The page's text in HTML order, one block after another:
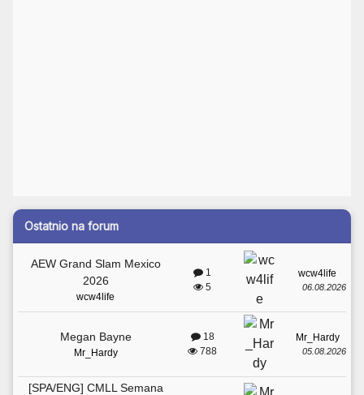
Ostatnio na forum
AEW Grand Slam Mexico
2026
wcw4life
1
5
wcw4life
06.08.2026
Megan Bayne
Mr_Hardy
18
788
Mr_Hardy
05.08.2026
[SPA/ENG] CMLL Semana